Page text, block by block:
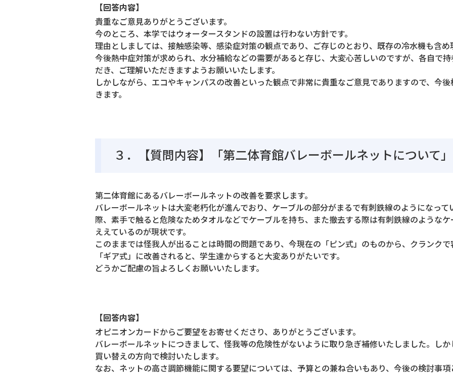
【回答内容】
貴重なご意見ありがとうございます。
今のところ、本学ではウォータースタンドの設置は行わない方針です。
理由としましては、接触感染等、感染症対策の観点であり、ご存じのとおり、既存の冷水機も含
今後熱中症対策が求められ、水分補給などの需要があると存じ、大変心苦しいのですが、各自で
だき、ご理解いただきますようお願いいたします。
しかしながら、エコやキャンパスの改善といった観点で非常に貴重なご意見でありますので、今
きます。
３．【質問内容】「第二体育館バレーボールネットについて
第二体育館にあるバレーボールネットの改善を要求します。
バレーボールネットは大変老朽化が進んでおり、ケーブルの部分がまるで有刺鉄線のようになっ
際、素手で触ると危険なためタオルなどでケーブルを持ち、また撤去する際は有刺鉄線のような
ええているのが現状です。
このままでは怪我人が出ることは時間の問題であり、今現在の「ピン式」のものから、クランク
「ギア式」に改善されると、学生達からすると大変ありがたいです。
どうかご配慮の旨よろしくお願いいたします。
【回答内容】
オピニオンカードからご要望をお寄せくださり、ありがとうございます。
バレーボールネットにつきまして、怪我等の危険性がないように取り急ぎ補修いたしました。し
買い替えの方向で検討いたします。
なお、ネットの高さ調節機能に関する要望については、予算との兼ね合いもあり、今後の検討事